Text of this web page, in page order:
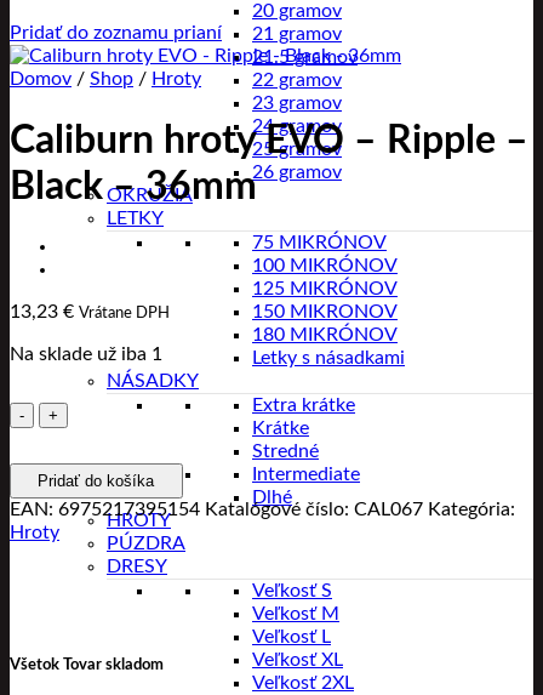
20 gramov
21 gramov
21.5 gramov
22 gramov
23 gramov
24 gramov
25 gramov
26 gramov
OKRUŽIA
LETKY
75 MIKRÓNOV
100 MIKRÓNOV
125 MIKRÓNOV
150 MIKRONOV
180 MIKRÓNOV
Letky s násadkami
NÁSADKY
Extra krátke
Krátke
Stredné
Intermediate
Dlhé
HROTY
PÚZDRA
DRESY
Veľkosť S
Veľkosť M
Veľkosť L
Veľkosť XL
Veľkosť 2XL
Pridať do zoznamu prianí
Domov / Shop / Hroty
Caliburn hroty EVO – Ripple –
Black – 36mm
13,23 € Vrátane DPH
Na sklade už iba 1
množstvo
EVO
-
Ripple
Pridať do košíka
EAN: 6975217395154 Katalógové číslo: CAL067 Kategória:
Hroty
Všetok Tovar skladom